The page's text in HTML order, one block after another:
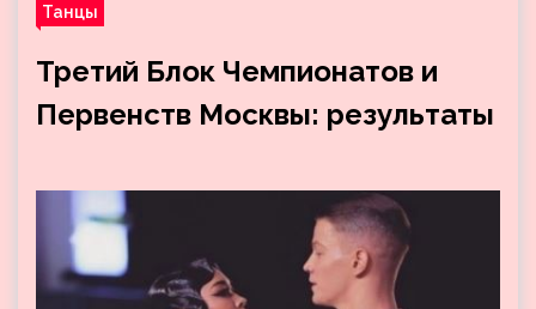
Танцы
Третий Блок Чемпионатов и
Первенств Москвы: результаты